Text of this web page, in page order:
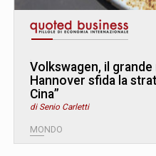
Volkswagen, il
Hannover sfida la
Cina”
di Senio Carletti
MONDO